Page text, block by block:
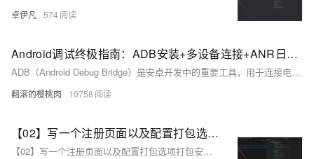
卓伊凡 574
Android调试终极指南：ADB安装+多设备连接+ANR日志抓取全流程解析，覆盖环境变量配置/多设备调试/ANR日志分析全流程，附Win/Mac/Linux三平台解决方案
ADB（Android Debug Bridge）是安卓开发中的重要工具，用于连接电脑与安卓设备，实现文件传输、应用管理、日志抓取等功能。本文介绍了 ADB 的基本概念、安装配置及常用命令。包括：1) 基本命令如 `adb version` 和 `adb devices`；2) 权限操作如 `adb root` 和 `adb shell`；3) APK 操作如安装、卸载应用；4) 文件传输如 `adb push` 和 `adb pull`；5) 日志记录如 `adb logcat`；6) 系统信息获取如屏幕截图和录屏。通过这些功能，用户可高效调试和管理安卓设备。
翻滚的樱桃肉 10758
【02】写一个注册页面以及配置打包选项打包安卓apk测试—开发完整的社交APP-前端客户端开发+数据联调|以优雅草商业项目为例做开发-flutter开发-全流程-商业应用级实战开发-优雅草央千澈
【02】写一个注册页面以及配置打包选项打包安卓apk测试—开发完整的社交APP-前端客户端开发+数据联调|以优雅草商业项目为例做开发-flutter开发-全流程-商业应用级实战开发-优雅草央千澈